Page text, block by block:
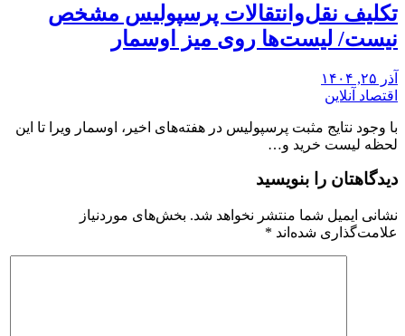
تکلیف نقل‌وانتقالات پرسپولیس مشخص
نیست/ لیست‌ها روی میز اوسمار
آذر ۲۵, ۱۴۰۴
اقتصاد آنلاین
با وجود نتایج مثبت پرسپولیس در هفته‌های اخیر، اوسمار ویرا تا این
لحظه لیست خرید و…
دیدگاهتان را بنویسید
نشانی ایمیل شما منتشر نخواهد شد. بخش‌های موردنیاز
علامت‌گذاری شده‌اند *